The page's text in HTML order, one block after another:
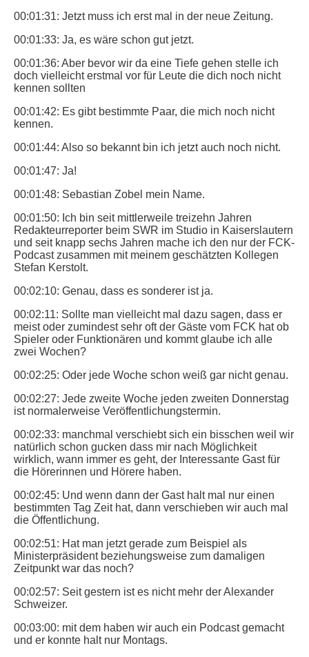
00:01:31: Jetzt muss ich erst mal in der neue Zeitung.
00:01:33: Ja, es wäre schon gut jetzt.
00:01:36: Aber bevor wir da eine Tiefe gehen stelle ich
doch vielleicht erstmal vor für Leute die dich noch nicht
kennen sollten
00:01:42: Es gibt bestimmte Paar, die mich noch nicht
kennen.
00:01:44: Also so bekannt bin ich jetzt auch noch nicht.
00:01:47: Ja!
00:01:48: Sebastian Zobel mein Name.
00:01:50: Ich bin seit mittlerweile treizehn Jahren
Redakteurreporter beim SWR im Studio in Kaiserslautern
und seit knapp sechs Jahren mache ich den nur der FCK-
Podcast zusammen mit meinem geschätzten Kollegen
Stefan Kerstolt.
00:02:10: Genau, dass es sonderer ist ja.
00:02:11: Sollte man vielleicht mal dazu sagen, dass er
meist oder zumindest sehr oft der Gäste vom FCK hat ob
Spieler oder Funktionären und kommt glaube ich alle
zwei Wochen?
00:02:25: Oder jede Woche schon weiß gar nicht genau.
00:02:27: Jede zweite Woche jeden zweiten Donnerstag
ist normalerweise Veröffentlichungstermin.
00:02:33: manchmal verschiebt sich ein bisschen weil wir
natürlich schon gucken dass mir nach Möglichkeit
wirklich, wann immer es geht, der Interessante Gast für
die Hörerinnen und Hörere haben.
00:02:45: Und wenn dann der Gast halt mal nur einen
bestimmten Tag Zeit hat, dann verschieben wir auch mal
die Öffentlichung.
00:02:51: Hat man jetzt gerade zum Beispiel als
Ministerpräsident beziehungsweise zum damaligen
Zeitpunkt war das noch?
00:02:57: Seit gestern ist es nicht mehr der Alexander
Schweizer.
00:03:00: mit dem haben wir auch ein Podcast gemacht
und er konnte halt nur Montags.